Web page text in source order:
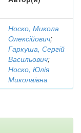
Носко, Микола
Олексійович;
Гаркуша, Сергій
Васильович;
Носко, Юлія
Миколаївна